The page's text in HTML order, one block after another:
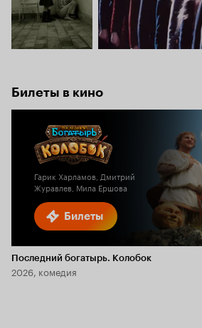
Билеты в кино
Билеты
Гарик Харламов, Дмитрий
Журавлев, Мила Ершова
Последний богатырь. Колобок
2026, комедия